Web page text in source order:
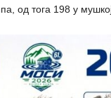
од тога 198 у мушкој